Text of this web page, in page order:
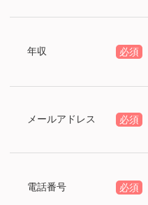
年収 必須
メールアドレス 必須
電話番号 必須